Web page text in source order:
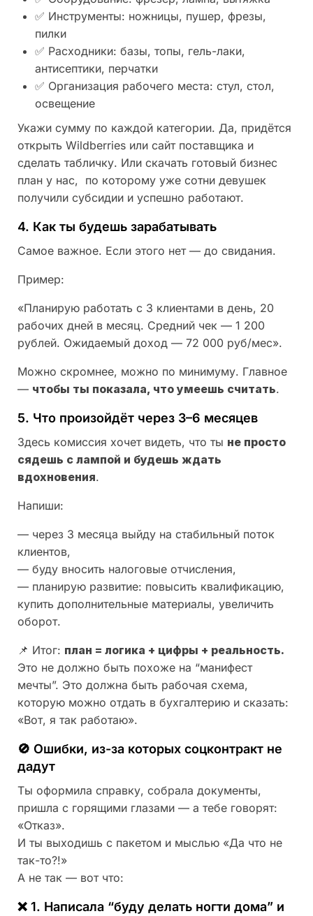
✅ Инструменты: ножницы, пушер, фрезы,
пилки
✅ Расходники: базы, топы, гель-лаки,
антисептики, перчатки
✅ Организация рабочего места: стул, стол,
освещение
Укажи сумму по каждой категории. Да, придётся
открыть Wildberries или сайт поставщика и
сделать табличку. Или скачать готовый бизнес
план у нас, по которому уже сотни девушек
получили субсидии и успешно работают.
4. Как ты будешь зарабатывать
Самое важное. Если этого нет — до свидания.
Пример:
«Планирую работать с 3 клиентами в день, 20
рабочих дней в месяц. Средний чек — 1 200
рублей. Ожидаемый доход — 72 000 руб/мес».
Можно скромнее, можно по минимуму. Главное
— чтобы ты показала, что умеешь считать.
5. Что произойдёт через 3–6 месяцев
Здесь комиссия хочет видеть, что ты не просто
сядешь с лампой и будешь ждать
вдохновения.
Напиши:
— через 3 месяца выйду на стабильный поток
клиентов,
— буду вносить налоговые отчисления,
— планирую развитие: повысить квалификацию,
купить дополнительные материалы, увеличить
оборот.
📌 Итог: план = логика + цифры + реальность.
Это не должно быть похоже на “манифест
мечты”. Это должна быть рабочая схема,
которую можно отдать в бухгалтерию и сказать:
«Вот, я так работаю».
🚫 Ошибки, из-за которых соцконтракт не
дадут
Ты оформила справку, собрала документы,
пришла с горящими глазами — а тебе говорят:
«Отказ».
И ты выходишь с пакетом и мыслью «Да что не
так-то?!»
А не так — вот что:
❌ 1. Написала “буду делать ногти дома” и